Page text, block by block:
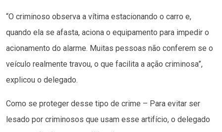
“O criminoso observa a vítima estacionando o carro e,
quando ela se afasta, aciona o equipamento para impedir o
acionamento do alarme. Muitas pessoas não conferem se o
veículo realmente travou, o que facilita a ação criminosa”,
explicou o delegado.
Como se proteger desse tipo de crime – Para evitar ser
lesado por criminosos que usam esse artifício, o delegado